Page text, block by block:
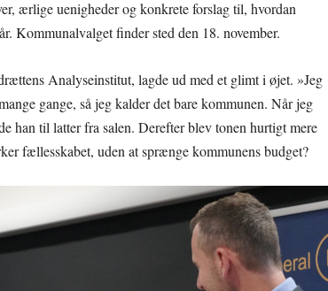
ærlige uenigheder og konkrete forslag til, hvordan
Kommunalvalget finder sted den 18. november.
Analyseinstitut, lagde ud med et glimt i øjet. »Jeg
gange, så jeg kalder det bare kommunen. Når jeg
han til latter fra salen. Derefter blev tonen hurtigt mere
fællesskabet, uden at sprænge kommunens budget?